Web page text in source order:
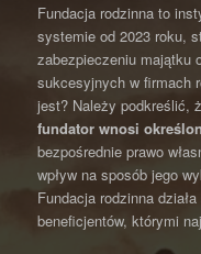
Fundacja rodzinna to
systemie od 2023 roku,
zabezpieczeniu majątku
sukcesyjnych w firmach
jest? Należy podkreślić,
fundator wnosi
bezpośrednie prawo
wpływ na sposób jego
Fundacja rodzinna
beneficjentów, którymi